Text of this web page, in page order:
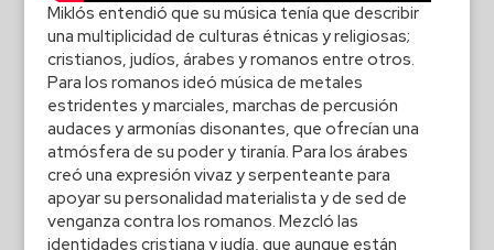
Miklós entendió que su música tenía que describir
una multiplicidad de culturas étnicas y religiosas;
cristianos, judíos, árabes y romanos entre otros.
Para los romanos ideó música de metales
estridentes y marciales, marchas de percusión
audaces y armonías disonantes, que ofrecían una
atmósfera de su poder y tiranía. Para los árabes
creó una expresión vivaz y serpenteante para
apoyar su personalidad materialista y de sed de
venganza contra los romanos. Mezcló las
identidades cristiana y judía, que aunque están